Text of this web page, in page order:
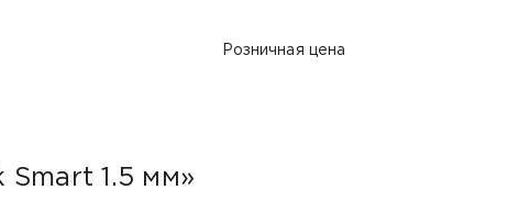
Розничная цена
Smart 1.5 мм»